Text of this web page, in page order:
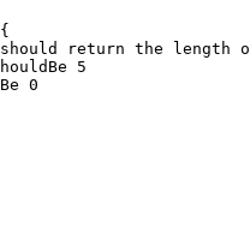
return the length
5
0